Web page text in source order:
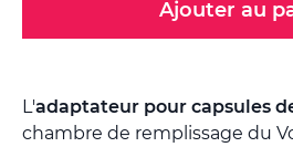
Ajouter au
L'adaptateur pour capsules
chambre de remplissage du